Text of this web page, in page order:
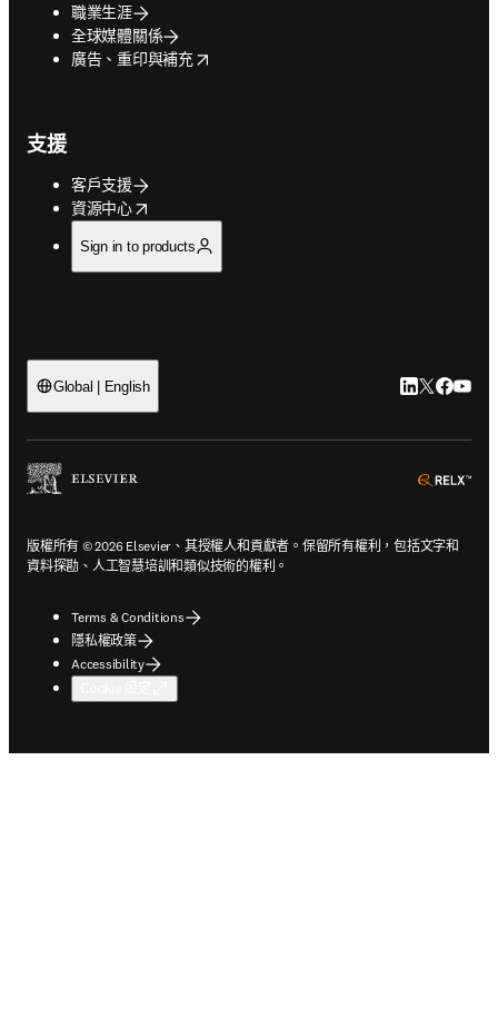
職業生涯
全球媒體關係
廣告、重印與補充
opens in new tab/window
支援
客戶支援
資源中心
opens in new tab/window
Sign in to products
Global | English LinkedIn 打
Twitter 打
版權所有 © 2026 Elsevier、其授權人和貢獻者。保留所有權利，包括文字和
資料探勘、人工智慧培訓和類似技術的權利。
Terms & Conditions
隱私權政策
Accessibility